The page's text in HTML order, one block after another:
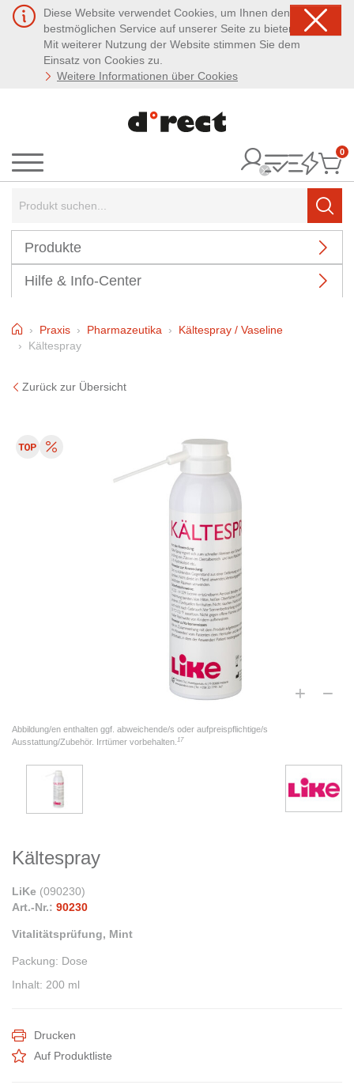
Diese Website verwendet Cookies, um Ihnen den
bestmöglichen Service auf unserer Seite zu bieten.
Mit weiterer Nutzung der Website stimmen Sie dem
Einsatz von Cookies zu.
Weitere Informationen über Cookies
Menü
0
Produkte
Hilfe & Info-Center
HomePraxis Pharmazeutika
Kältespray / Vaseline
Kältespray
Zurück zur Übersicht
Abbildung/en enthalten ggf. abweichende/s oder aufpreispflichtige/s
Ausstattung/Zubehör. Irrtümer vorbehalten. 17
Kältespray
LiKe (090230)
Art.-Nr.: 90230
Vitalitätsprüfung, Mint
Packung: Dose
Inhalt: 200 ml
Drucken
Auf Produktliste